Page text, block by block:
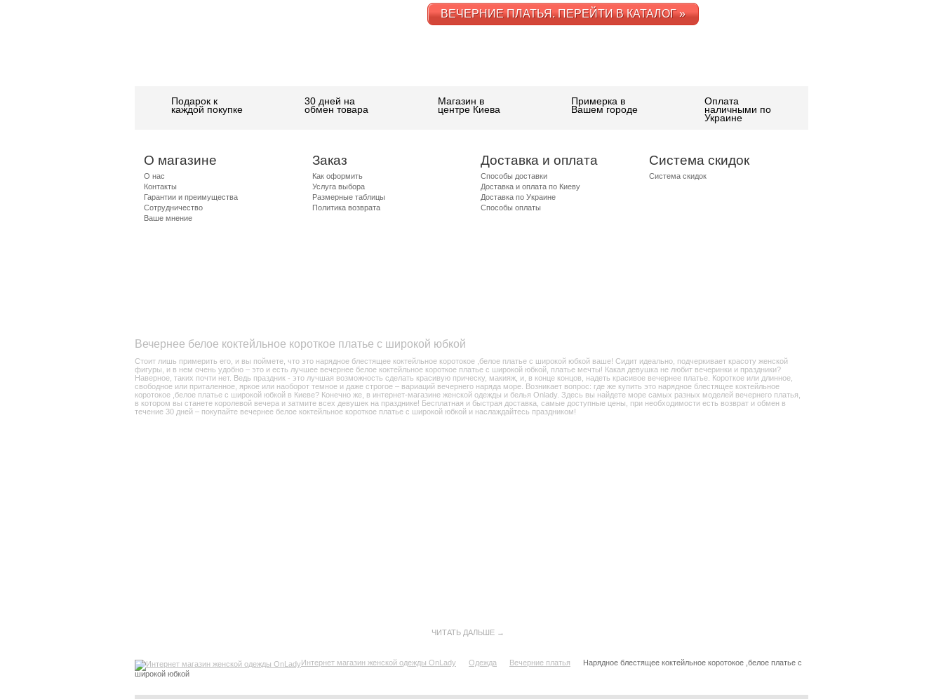
Вечернее белое коктейльное короткое платье с широкой юбкой
Стоит лишь примерить его, и вы поймете, что это нарядное блестящее коктейльное коротокое ,белое платье с широкой юбкой ваше! Сидит идеально, подчеркивает красоту женской
фигуры, и в нем очень удобно – это и есть лучшее вечернее белое коктейльное короткое платье с широкой юбкой, платье мечты! Какая девушка не любит вечеринки и праздники?
Наверное, таких почти нет. Ведь праздник - это лучшая возможность сделать красивую прическу, макияж, и, в конце концов, надеть красивое вечернее платье. Короткое или длинное,
свободное или приталенное, яркое или наоборот темное и даже строгое – вариаций вечернего наряда море. Возникает вопрос: где же купить это нарядное блестящее коктейльное
коротокое ,белое платье с широкой юбкой в Киеве? Конечно же, в интернет-магазине женской одежды и белья Onlady. Здесь вы найдете море самых разных моделей вечернего платья,
в котором вы станете королевой вечера и затмите всех девушек на празднике! Бесплатная и быстрая доставка, самые доступные цены, при необходимости есть возврат и обмен в
течение 30 дней – покупайте вечернее белое коктейльное короткое платье с широкой юбкой и наслаждайтесь праздником!
ЧИТАТЬ ДАЛЬШЕ →
ВЕЧЕРНИЕ ПЛАТЬЯ. ПЕРЕЙТИ В КАТАЛОГ »
Подарок к
каждой покупке
30 дней на
обмен товара
Магазин в
центре Киева
Примерка в
Вашем городе
Оплата
наличными по
Украине
О магазине
О нас
Контакты
Гарантии и преимущества
Сотрудничество
Ваше мнение
Заказ
Как оформить
Услуга выбора
Размерные таблицы
Политика возврата
Доставка и оплата
Способы доставки
Доставка и оплата по Киеву
Доставка по Украине
Способы оплаты
Система скидок
Система скидок
Интернет магазин женской одежды OnLady Одежда Вечерние платья
Нарядное блестящее коктейльное коротокое ,белое платье с
широкой юбкой